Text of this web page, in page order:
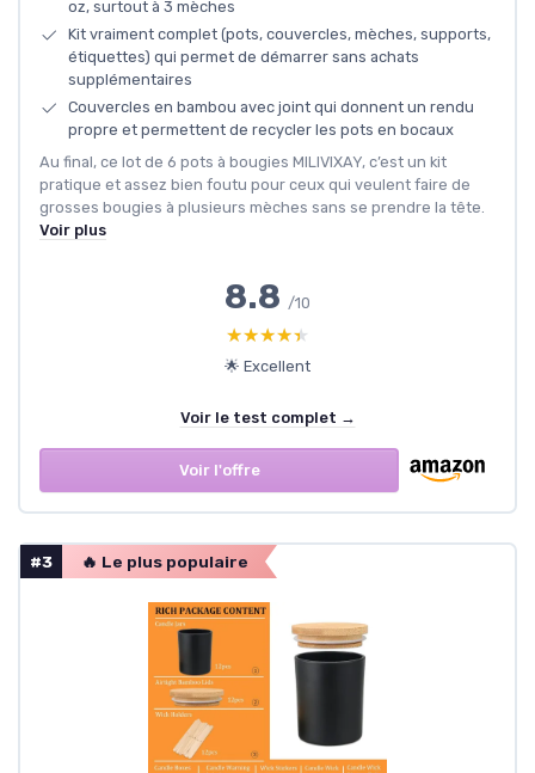
oz, surtout à 3 mèches
Kit vraiment complet (pots, couvercles, mèches, supports,
étiquettes) qui permet de démarrer sans achats
supplémentaires
Couvercles en bambou avec joint qui donnent un rendu
propre et permettent de recycler les pots en bocaux
Au final, ce lot de 6 pots à bougies MILIVIXAY, c’est un kit
pratique et assez bien foutu pour ceux qui veulent faire de
grosses bougies à plusieurs mèches sans se prendre la tête.
Voir plus
8.8 /10
★★★★★
★★★★★
🌟 Excellent
Voir le test complet →
Voir l'offre
#3 🔥 Le plus populaire